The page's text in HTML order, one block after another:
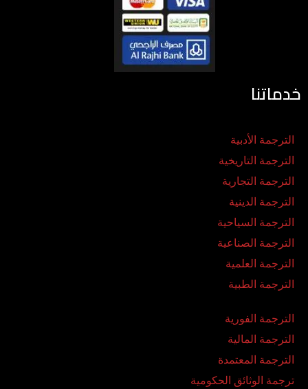
خدماتنا
الترجمة الأدبية
الترجمة التاريخية
الترجمة التجارية
الترجمة الدينية
الترجمة السياحية
الترجمة الصناعية
الترجمة العلمية
الترجمة الطبية
الترجمة الفورية
الترجمة المالية
الترجمة المعتمدة
ترجمة الوثائق الحكومية